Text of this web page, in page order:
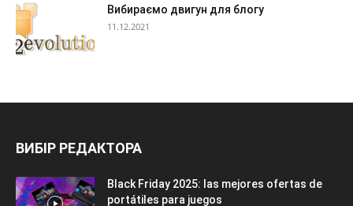
Вибираємо двигун для блогу
11.12.2021
ВИБІР РЕДАКТОРА
Black Friday 2025: las mejores ofertas de
portátiles para juegos